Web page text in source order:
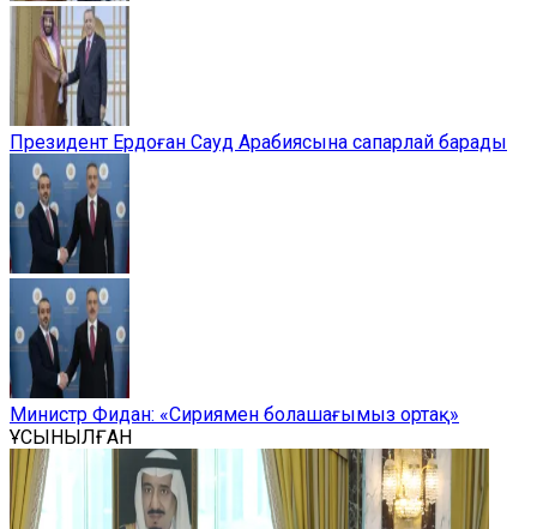
Президент Ердоған Сауд Арабиясына сапарлай барады
Министр Фидан: «Сириямен болашағымыз ортақ»
ҰСЫНЫЛҒАН